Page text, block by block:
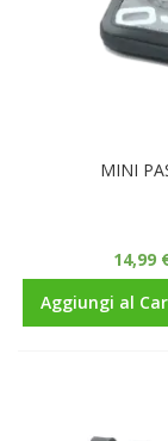
MINI
14,99
Aggiungi al